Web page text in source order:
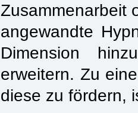
Zusammenarbeit
angewandte
Dimension
erweitern. Zu
diese zu fördern,